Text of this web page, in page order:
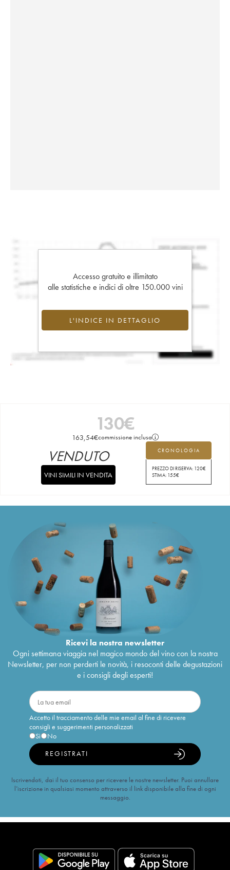
Accesso gratuito e illimitato
alle statistiche e indici di oltre 150.000 vini
L'INDICE IN DETTAGLIO
130€
163,54€commissione inclusa
CRONOLOGIA
PREZZO DI RISERVA: 120€
STIMA: 155€
VENDUTO
VINI SIMILI IN VENDITA
Ricevi la nostra newsletter
Ogni settimana viaggia nel magico mondo del vino con la nostra
Newsletter, per non perderti le novità, i resoconti delle degustazioni
e i consigli degli esperti!
Accetto il tracciamento delle mie email al fine di ricevere
consigli e suggerimenti personalizzati
Sì
No
REGISTRATI
Iscrivendoti, dai il tuo consenso per ricevere le nostre newsletter. Puoi annullare
l’iscrizione in qualsiasi momento attraverso il link disponibile alla fine di ogni
messaggio.